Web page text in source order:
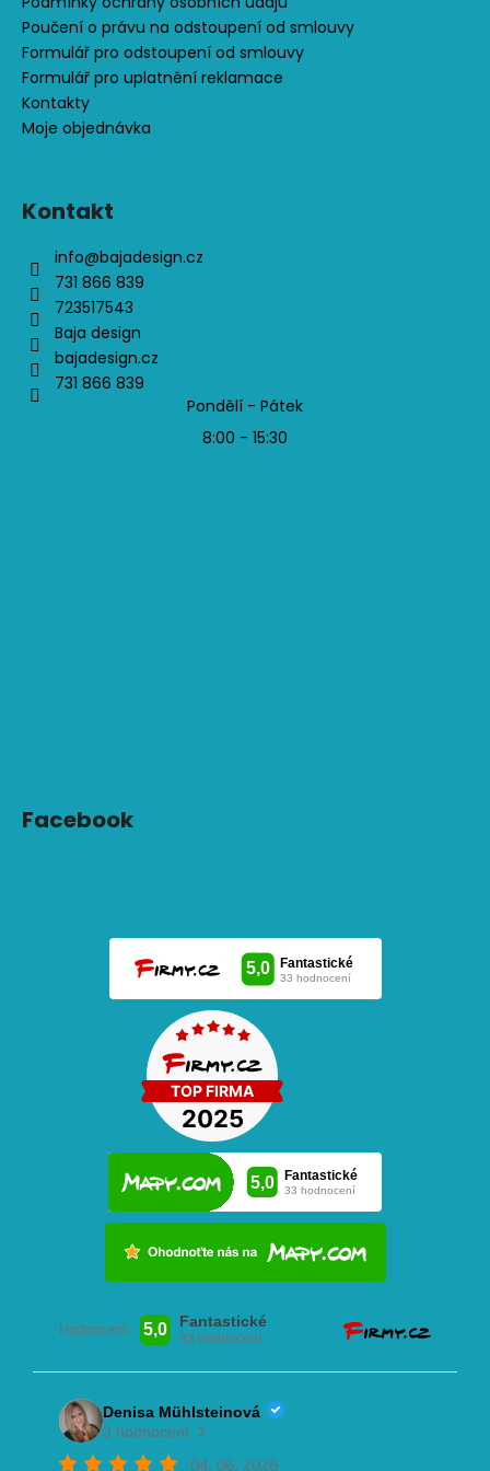
Poučení o právu na odstoupení od smlouvy
Formulář pro odstoupení od smlouvy
Formulář pro uplatnění reklamace
Kontakty
Moje objednávka
Kontakt
info@bajadesign.cz
731 866 839
723517543
Baja design
bajadesign.cz
731 866 839
Pondělí - Pátek
8:00 - 15:30
Facebook